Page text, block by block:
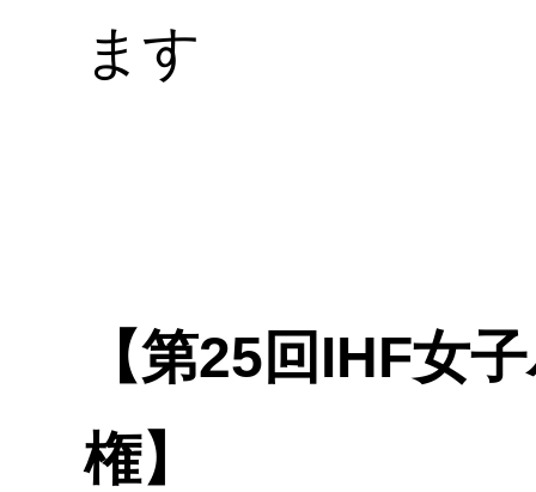
ます
【第25回IHF女
権】